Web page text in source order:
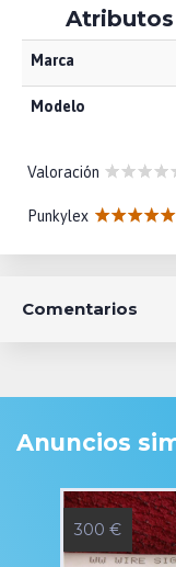
Marca
Modelo
Valoración
Punkylex
Comentarios
Anuncios
300 €